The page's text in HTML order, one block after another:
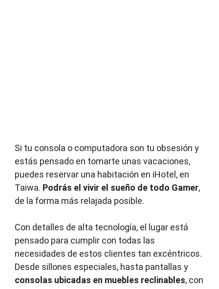
Si tu consola o computadora son tu obsesión y
estás pensado en tomarte unas vacaciones,
puedes reservar una habitación en iHotel, en
Taiwa. Podrás el vivir el sueño de todo Gamer,
de la forma más relajada posible.
Con detalles de alta tecnología, el lugar está
pensado para cumplir con todas las
necesidades de estos clientes tan excéntricos.
Desde sillones especiales, hasta pantallas y
consolas ubicadas en muebles reclinables, con